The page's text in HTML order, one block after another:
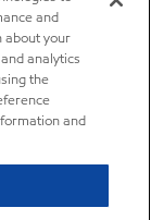
and
about your
analytics
the
and